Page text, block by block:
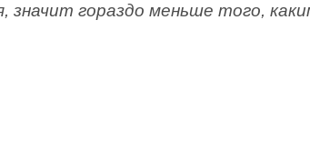
значит гораздо меньше того,